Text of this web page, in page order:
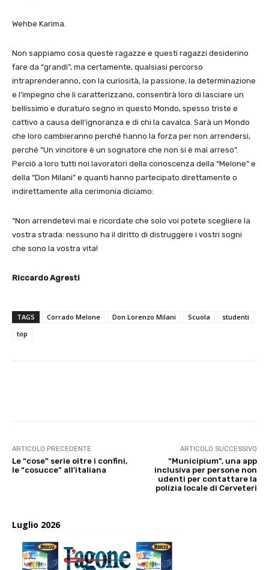
Wehbe Karima.
Non sappiamo cosa queste ragazze e questi ragazzi desiderino
fare da “grandi”, ma certamente, qualsiasi percorso
intraprenderanno, con la curiosità, la passione, la determinazione
e l’impegno che li caratterizzano, consentirà loro di lasciare un
bellissimo e duraturo segno in questo Mondo, spesso triste e
cattivo a causa dell’ignoranza e di chi la cavalca. Sarà un Mondo
che loro cambieranno perché hanno la forza per non arrendersi,
perché “Un vincitore è un sognatore che non si è mai arreso”.
Perciò a loro tutti noi lavoratori della conoscenza della “Melone” e
della “Don Milani” e quanti hanno partecipato direttamente o
indirettamente alla cerimonia diciamo:
“Non arrendetevi mai e ricordate che solo voi potete scegliere la
vostra strada: nessuno ha il diritto di distruggere i vostri sogni
che sono la vostra vita!
Riccardo Agresti
TAGS Corrado Melone Don Lorenzo Milani Scuola
studenti
top
ARTICOLO PRECEDENTE
Le “cose” serie oltre i confini,
le “cosucce” all’italiana
ARTICOLO SUCCESSIVO
“Municipium”, una app
inclusiva per persone non
udenti per contattare la
polizia locale di Cerveteri
Luglio 2026